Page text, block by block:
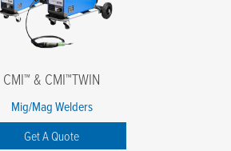
CMI™ & CMI™TWIN
Mig/Mag Welders
Get A Quote